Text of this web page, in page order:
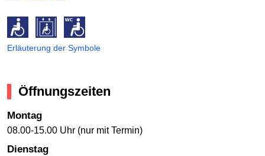
Erläuterung der Symbole
Öffnungszeiten
Montag
08.00-15.00 Uhr (nur mit Termin)
Dienstag